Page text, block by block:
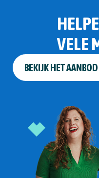
VELE
BEKIJK HET